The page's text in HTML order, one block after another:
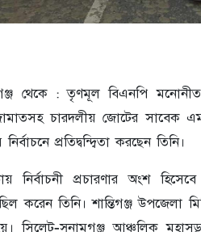
থেকে : তৃণমূল বিএনপি মনোনীত
চারদলীয় জোটের সাবেক
প্রতিদ্বন্দ্বিতা করছেন তিনি।
নির্বাচনী প্রচারণার অংশ
করেন তিনি। শান্তিগঞ্জ উপজেলা
সিলেট-সুনামগঞ্জ আঞ্চলিক